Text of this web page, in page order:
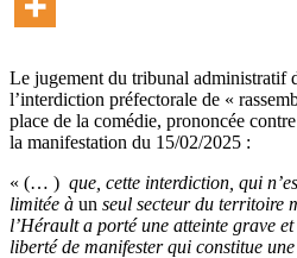
Le jugement du tribunal administratif
l’interdiction préfectorale de «
place de la comédie, prononcée
la manifestation du 15/02/2025 :
« (… ) que, cette interdiction, qui
limitée à un seul secteur du territoire
l’Hérault a porté une atteinte grave
liberté de manifester qui constitue